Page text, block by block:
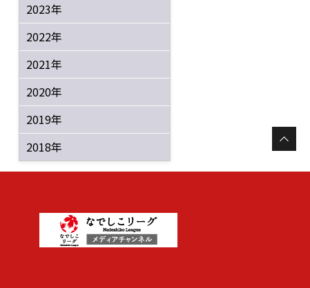
2023年
2022年
2021年
2020年
2019年
2018年